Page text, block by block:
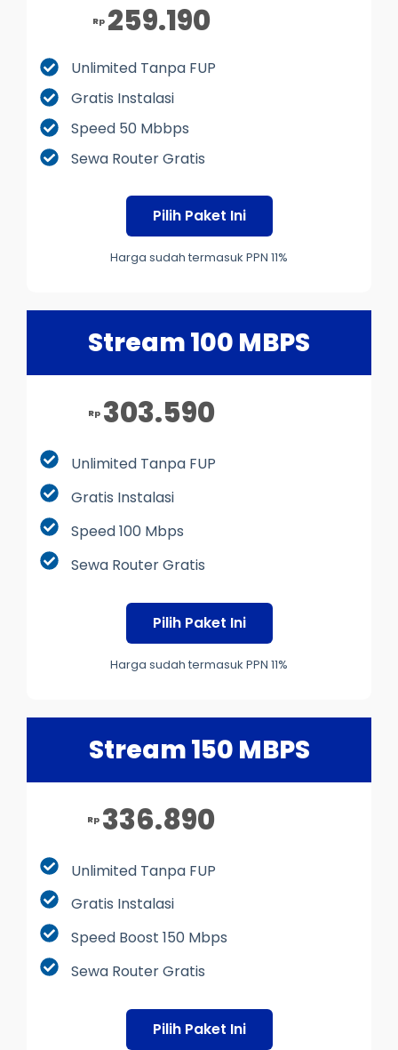
Rp 259.190
Unlimited Tanpa FUP
Gratis Instalasi
Speed 50 Mbbps
Sewa Router Gratis
Pilih Paket Ini
Harga sudah termasuk PPN 11%
Stream 100 MBPS
Rp 303.590
Unlimited Tanpa FUP
Gratis Instalasi
Speed 100 Mbps
Sewa Router Gratis
Pilih Paket Ini
Harga sudah termasuk PPN 11%
Stream 150 MBPS
Rp 336.890
Unlimited Tanpa FUP
Gratis Instalasi
Speed Boost 150 Mbps
Sewa Router Gratis
Pilih Paket Ini